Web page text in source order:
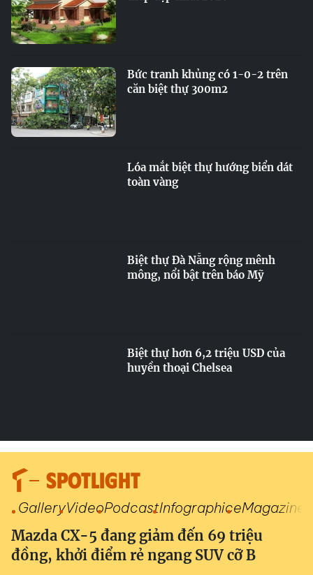
Bức tranh khủng có 1-0-2 trên
căn biệt thự 300m2
Lóa mắt biệt thự hướng biển dát
toàn vàng
Biệt thự Đà Nẵng rộng mênh
mông, nổi bật trên báo Mỹ
Biệt thự hơn 6,2 triệu USD của
huyền thoại Chelsea
SPOTLIGHT
GalleryVideoPodcastInfographiceMagazine
Mazda CX-5 đang giảm đến 69 triệu
đồng, khởi điểm rẻ ngang SUV cỡ B